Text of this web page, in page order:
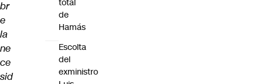
br
e
la
ne
ce
sid
total
de
Hamás
Escolta
del
exministro